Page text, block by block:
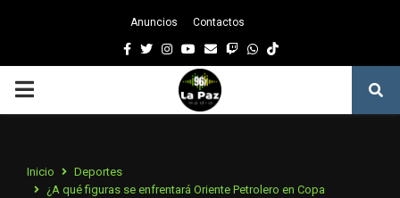
Anuncios Contactos
Facebook
TwitterInstagram
Youtube
EmailTwitchWhatsapp
PRIMARY
Inicio
Deportes
¿A qué figuras se enfrentará Oriente Petrolero en Copa